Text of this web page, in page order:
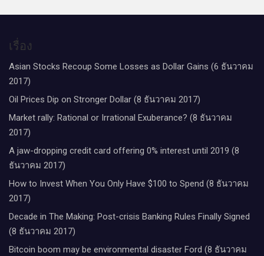
เรื่อง
Asian Stocks Recoup Some Losses as Dollar Gains (6 ธันวาคม
2017)
Oil Prices Dip on Stronger Dollar (8 ธันวาคม 2017)
Market rally: Rational or Irrational Exuberance? (8 ธันวาคม
2017)
A jaw-dropping credit card offering 0% interest until 2019 (8
ธันวาคม 2017)
How to Invest When You Only Have $100 to Spend (8 ธันวาคม
2017)
Decade in The Making: Post-crisis Banking Rules Finally Signed
(8 ธันวาคม 2017)
Bitcoin boom may be environmental disaster Ford (8 ธันวาคม